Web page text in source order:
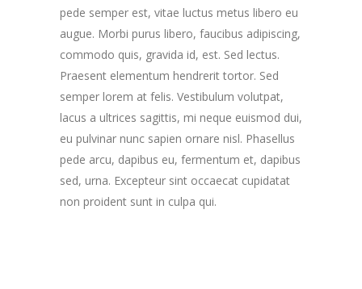
pede semper est, vitae luctus metus libero eu
augue. Morbi purus libero, faucibus adipiscing,
commodo quis, gravida id, est. Sed lectus.
Praesent elementum hendrerit tortor. Sed
semper lorem at felis. Vestibulum volutpat,
lacus a ultrices sagittis, mi neque euismod dui,
eu pulvinar nunc sapien ornare nisl. Phasellus
pede arcu, dapibus eu, fermentum et, dapibus
sed, urna. Excepteur sint occaecat cupidatat
non proident sunt in culpa qui.